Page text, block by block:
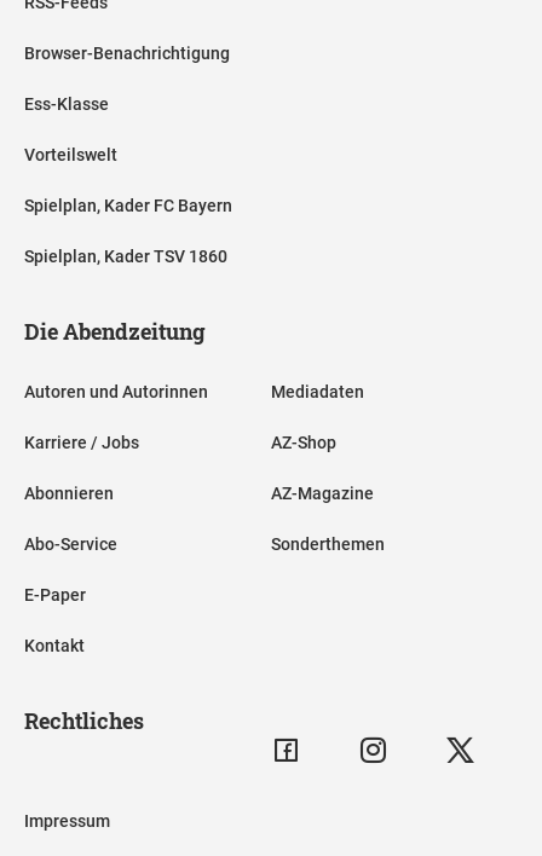
Browser-Benachrichtigung
Ess-Klasse
Vorteilswelt
Spielplan, Kader FC Bayern
Spielplan, Kader TSV 1860
Die Abendzeitung
Autoren und Autorinnen
Karriere / Jobs
Abonnieren
Abo-Service
E-Paper
Kontakt
Mediadaten
AZ-Shop
AZ-Magazine
Sonderthemen
Rechtliches
Impressum